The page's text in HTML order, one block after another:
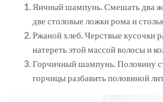
Яичный шампунь. Смешать два
две столовые ложки рома и
Ржаной хлеб. Черствые кусочки
натереть этой массой волосы и
Горчичный шампунь. Половину
горчицы разбавить половиной